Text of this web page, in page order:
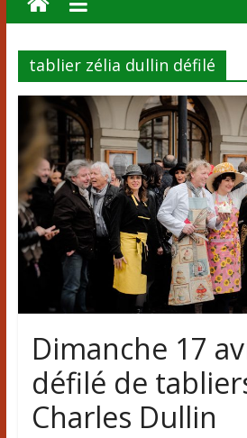
tablier zélia dullin défilé
Dimanche 17
défilé de
Charles Dullin